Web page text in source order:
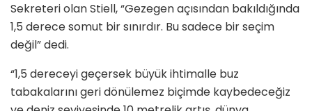
Sekreteri olan Stiell, “Gezegen açısından bakıldığında
1,5 derece somut bir sınırdır. Bu sadece bir seçim
değil” dedi.
“1,5 dereceyi geçersek büyük ihtimalle buz
tabakalarını geri dönülemez biçimde kaybedeceğiz